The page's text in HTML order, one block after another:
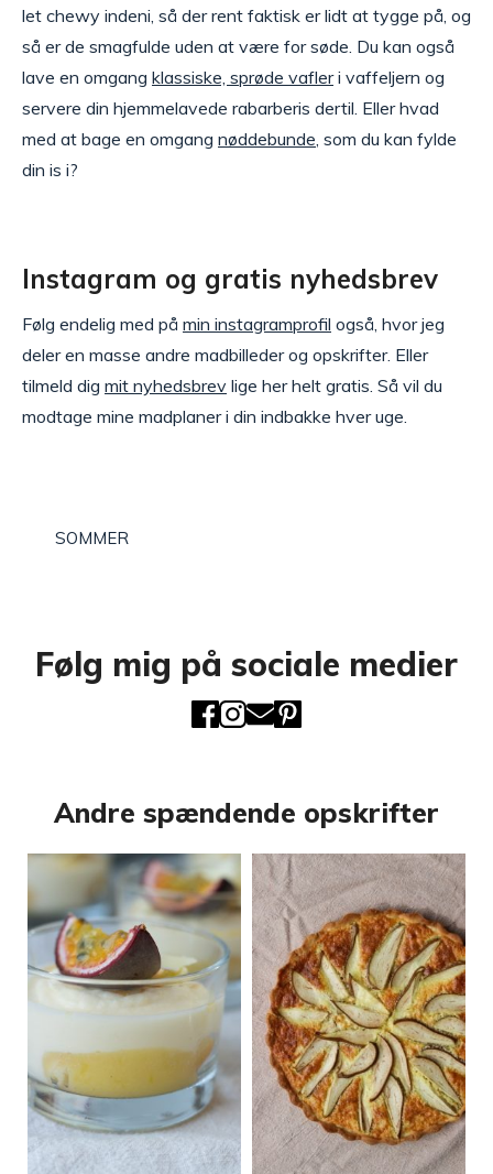
let chewy indeni, så der rent faktisk er lidt at tygge på, og
så er de smagfulde uden at være for søde. Du kan også
lave en omgang klassiske, sprøde vafleri vaffeljern og
servere din hjemmelavede rabarberis dertil. Eller hvad
med at bage en omgang nøddebunde, som du kan fylde
din is i?
Instagram og gratis nyhedsbrev
Følg endelig med på min instagramprofil også, hvor jeg
deler en masse andre madbilleder og opskrifter. Eller
tilmeld dig mit nyhedsbrev lige her helt gratis. Så vil du
modtage mine madplaner i din indbakke hver uge.
SOMMER
Følg mig på sociale medier
Andre spændende opskrifter